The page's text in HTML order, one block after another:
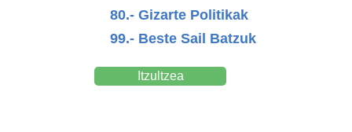
80.- Gizarte Politikak
99.- Beste Sail Batzuk
Itzultzea